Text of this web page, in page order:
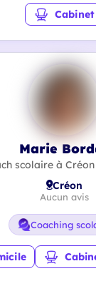
Cabinet
Marie
scolaire à
Créon
Aucun avis
Coaching